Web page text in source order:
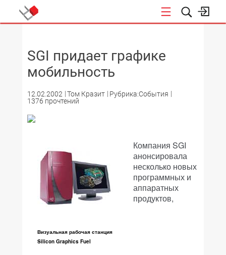
SGI придает графике
мобильность
12.02.2002 Том Кразит
Рубрика:События
1376 прочтений
Визуальная рабочая станция
Silicon Graphics Fuel
Компания SGI
анонсировала
несколько новых
программных и
аппаратных
продуктов,